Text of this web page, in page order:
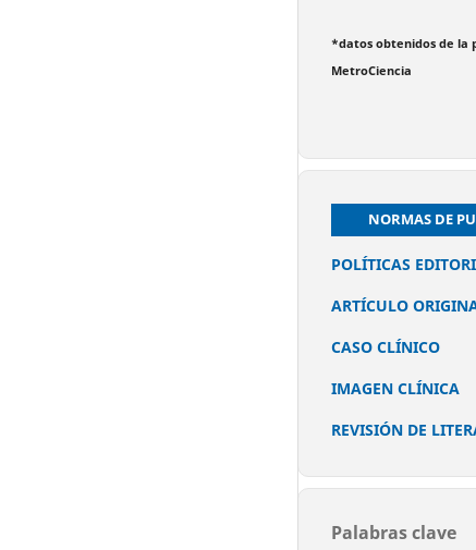
*datos obtenidos de la
MetroCiencia
NORMAS DE
POLÍTICAS
ARTÍCULO
CASO CLÍNICO
IMAGEN CLÍNICA
REVISIÓN DE
Palabras clave